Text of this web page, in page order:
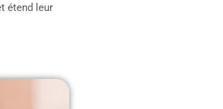
étend leur